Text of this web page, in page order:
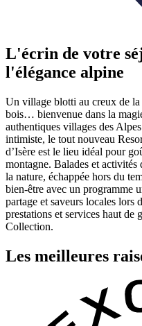
L'écrin de votre
l'élégance alpine
Un village blotti au creux de la
bois… bienvenue dans la
authentiques villages des
intimiste, le tout nouveau
d’Isère est le lieu idéal pour
montagne. Balades et
la nature, échappée hors du
bien-être avec un programme
partage et saveurs locales lors
prestations et services haut
Collection.
Les meilleures